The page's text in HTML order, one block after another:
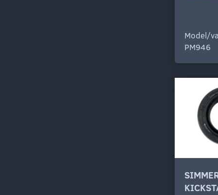
Model/
PM946